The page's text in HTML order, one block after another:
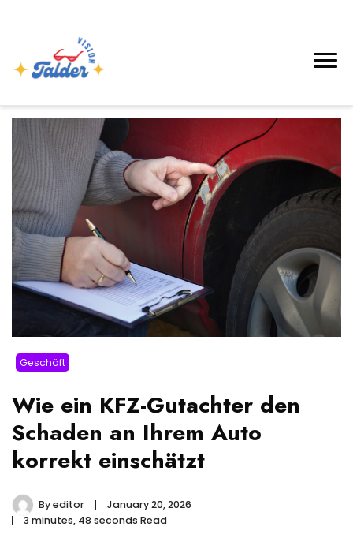
Geschäft
Wie ein KFZ-Gutachter den
Schaden an Ihrem Auto
korrekt einschätzt
Byeditor
January 20, 2026
3 minutes, 48 seconds Read